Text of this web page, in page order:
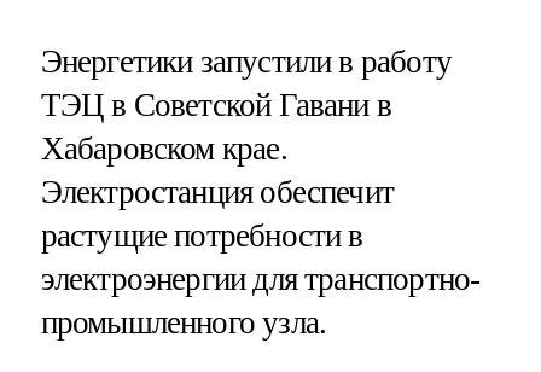
Энергетики запустили в работу
ТЭЦ в Советской Гавани в
Хабаровском крае.
Электростанция обеспечит
растущие потребности в
электроэнергии для транспортно-
промышленного узла.